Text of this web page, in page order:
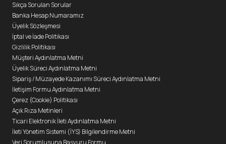
Sıkça Sorulan Sorular
Banka Hesap Numaramız
Üyelik Sözleşmesi
İptal ve İade Politikası
Gizlilik Politikası
Müşteri Aydınlatma Metni
Üyelik Süreci Aydınlatma Metni
Sipariş / Müzayede Kazanımı Süreci Aydınlatma Metni
İletişim Formu Aydınlatma Metni
Çerez (Cookie) Politikası
Açık Rıza Metinleri
Ticari Elektronik İleti Aydınlatma Metni
İleti Yönetim Sistemi (İYS) Bilgilendirme Metni
Veri Sorumlusuna Başvuru Formu